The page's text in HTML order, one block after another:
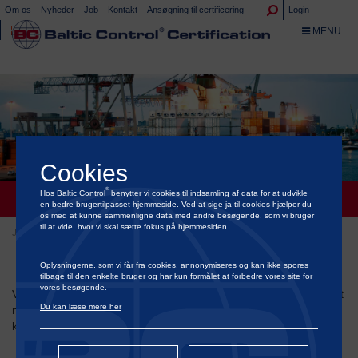
JOB
Job
Vi har gang i rigtig mange spændende projekter og søger jævnligt
nye kollegaer. Vi samarbejder med Jobindex og ledige stillinger
kan ses på vores firmaprofil:klik her
Om os Nyheder Job Kontakt Ansøgning til certificering Login
TOGGLE
MENU
Cookies
Hos Baltic Control® benytter vi cookies til indsamling af data for at udvikle
en bedre brugertilpasset hjemmeside. Ved at sige ja til cookies hjælper du
os med at kunne sammenligne data med andre besøgende, som vi bruger
til at vide, hvor vi skal sætte fokus på hjemmesiden.
Oplysningerne, som vi får fra cookies, annonymiseres og kan ikke spores
tilbage til den enkelte bruger og har kun formålet at forbedre vores site for
vores besøgende.
Du kan læse mere her